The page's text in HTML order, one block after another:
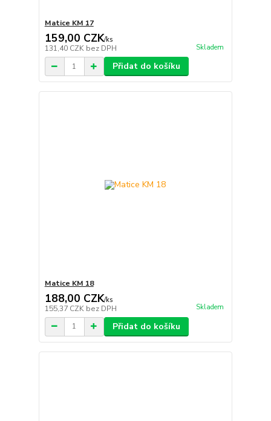
Matice KM 17
159,00 CZK/ks
131,40 CZK bez DPH Skladem
Přidat do košíku
Matice KM 18
188,00 CZK/ks
155,37 CZK bez DPH Skladem
Přidat do košíku